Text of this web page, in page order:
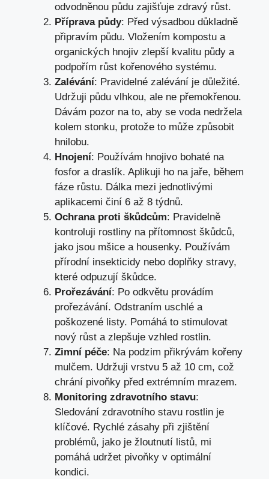
odvodněnou půdu zajišťuje zdravý růst.
Příprava půdy: Před výsadbou důkladně
připravím půdu. Vložením kompostu a
organických hnojiv zlepší kvalitu půdy a
podpořím růst kořenového systému.
Zalévání: Pravidelné zalévání je důležité.
Udržuji půdu vlhkou, ale ne přemokřenou.
Dávám pozor na to, aby se voda nedržela
kolem stonku, protože to může způsobit
hnilobu.
Hnojení: Používám hnojivo bohaté na
fosfor a draslík. Aplikuji ho na jaře, během
fáze růstu. Dálka mezi jednotlivými
aplikacemi činí 6 až 8 týdnů.
Ochrana proti škůdcům: Pravidelně
kontroluji rostliny na přítomnost škůdců,
jako jsou mšice a housenky. Používám
přírodní insekticidy nebo doplňky stravy,
které odpuzují škůdce.
Prořezávání: Po odkvětu provádím
prořezávání. Odstraním uschlé a
poškozené listy. Pomáhá to stimulovat
nový růst a zlepšuje vzhled rostlin.
Zimní péče: Na podzim přikrývám kořeny
mulčem. Udržuji vrstvu 5 až 10 cm, což
chrání pivoňky před extrémním mrazem.
Monitoring zdravotního stavu:
Sledování zdravotního stavu rostlin je
klíčové. Rychlé zásahy při zjištění
problémů, jako je žloutnutí listů, mi
pomáhá udržet pivoňky v optimální
kondici.